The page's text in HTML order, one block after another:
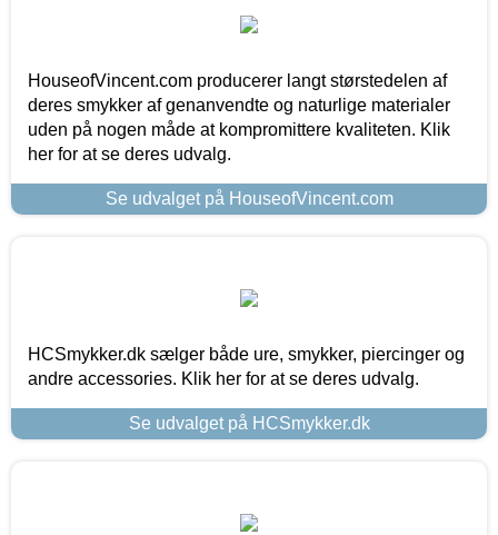
HouseofVincent.com producerer langt størstedelen af
deres smykker af genanvendte og naturlige materialer
uden på nogen måde at kompromittere kvaliteten. Klik
her for at se deres udvalg.
Se udvalget på HouseofVincent.com
HCSmykker.dk sælger både ure, smykker, piercinger og
andre accessories. Klik her for at se deres udvalg.
Se udvalget på HCSmykker.dk